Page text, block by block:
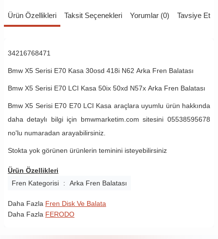
Ürün Özellikleri Taksit Seçenekleri Yorumlar (0) Tavsiye Et
34216768471
Bmw X5 Serisi E70 Kasa 30osd 418i N62 Arka Fren Balatası
Bmw X5 Serisi E70 LCI Kasa 50ix 50xd N57x Arka Fren Balatası
Bmw X5 Serisi E70 E70 LCI Kasa araçlara uyumlu ürün hakkında
daha detaylı bilgi için bmwmarketim.com sitesini 05538595678
no'lu numaradan arayabilirsiniz.
Stokta yok görünen ürünlerin teminini isteyebilirsiniz
Ürün Özellikleri
Fren Kategorisi
: Arka Fren Balatası
Daha Fazla Fren Disk Ve Balata
Daha Fazla FERODO